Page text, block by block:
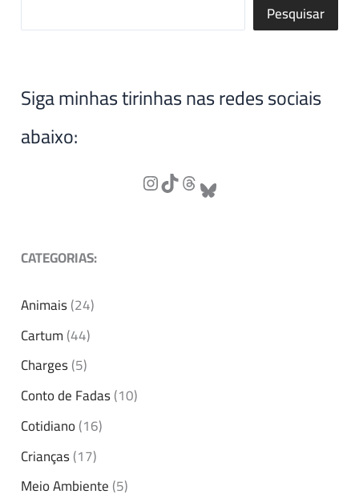
Pesquisar
Siga minhas tirinhas nas redes sociais
abaixo:
CATEGORIAS:
Animais(24)
Cartum(44)
Charges(5)
Conto de Fadas(10)
Cotidiano(16)
Crianças(17)
Meio Ambiente(5)